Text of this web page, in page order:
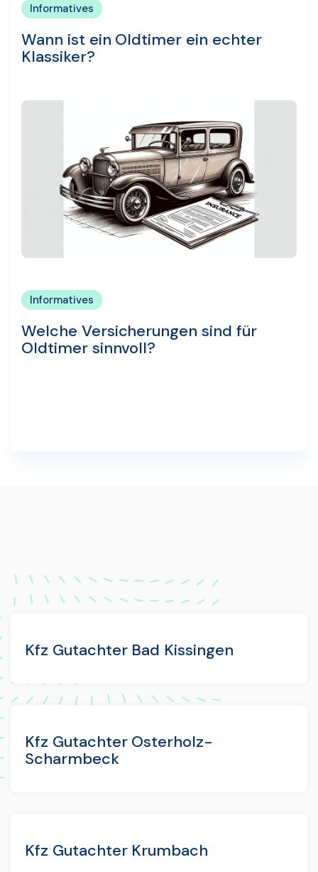
Informatives
Wann ist ein Oldtimer ein echter
Klassiker?
Informatives
Welche Versicherungen sind für
Oldtimer sinnvoll?
Kfz Gutachter Bad Kissingen
Kfz Gutachter Osterholz-
Scharmbeck
Kfz Gutachter Krumbach